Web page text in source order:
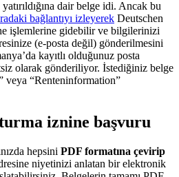
dair belge idi. Ancak bu
bağlantıyı izleyerek Deutschen
işlemlerine gidebilir ve bilgilerinizi
(e-posta değil) gönderilmesini
kayıtlı olduğunuz posta
olarak gönderiliyor. İstediğiniz belge
veya “Renteninformation”
iznine başvuru
hepsini PDF formatına çevirip
niyetinizi anlatan bir elektronik